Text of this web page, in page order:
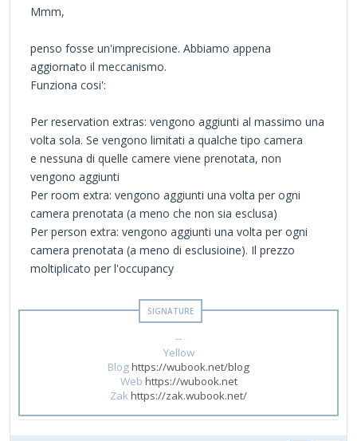
Mmm,
penso fosse un'imprecisione. Abbiamo appena
aggiornato il meccanismo.
Funziona cosi':
Per reservation extras: vengono aggiunti al massimo una
volta sola. Se vengono limitati a qualche tipo camera
e nessuna di quelle camere viene prenotata, non
vengono aggiunti
Per room extra: vengono aggiunti una volta per ogni
camera prenotata (a meno che non sia esclusa)
Per person extra: vengono aggiunti una volta per ogni
camera prenotata (a meno di esclusioine). Il prezzo
moltiplicato per l'occupancy
--
Yellow
Bloghttps://wubook.net/blog
Web https://wubook.net
Zakhttps://zak.wubook.net/